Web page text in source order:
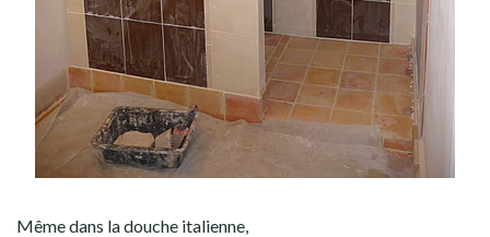
Même dans la douche italienne,